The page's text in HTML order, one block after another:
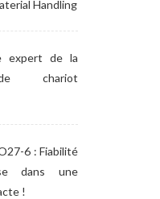
Handling
expert de la
chariot
6 : Fiabilité
dans une
!